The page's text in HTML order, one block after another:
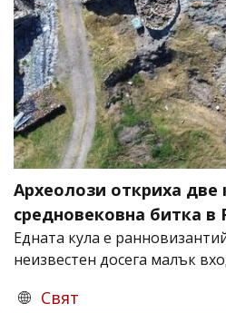
Археолози откриха две
средновековна битка в
Едната кула е
неизвестен досега малък
Свят